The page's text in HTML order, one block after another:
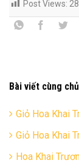
Post Views:
Bài viết cùng
Giỏ Hoa Khai
Giỏ Hoa Khai
Hoa Khai